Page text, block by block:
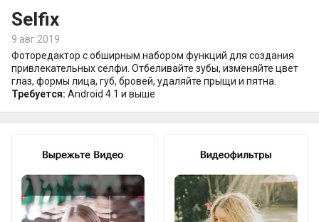
Selfix
9 авг 2019
Фоторедактор с обширным набором функций для создания
привлекательных селфи. Отбеливайте зубы, изменяйте цвет
глаз, формы лица, губ, бровей, удаляйте прыщи и пятна.
Требуется: Android 4.1 и выше